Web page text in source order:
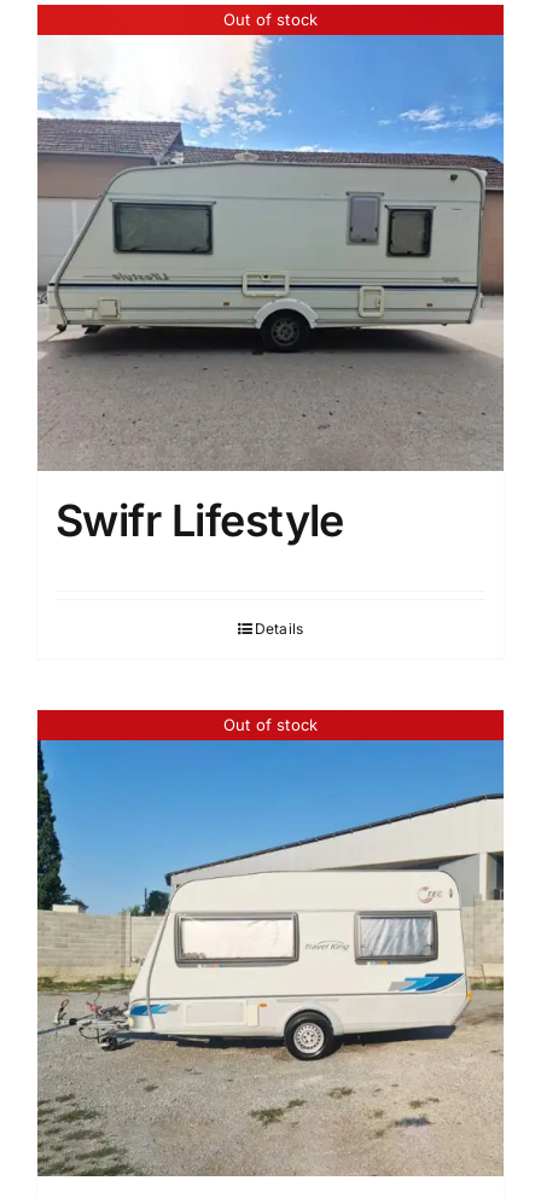
Out of stock
Swifr Lifestyle
Details
Out of stock